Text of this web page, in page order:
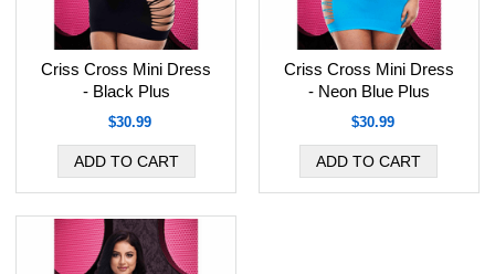
Criss Cross Mini Dress
- Black Plus
$30.99
Criss Cross Mini Dress
- Neon Blue Plus
$30.99